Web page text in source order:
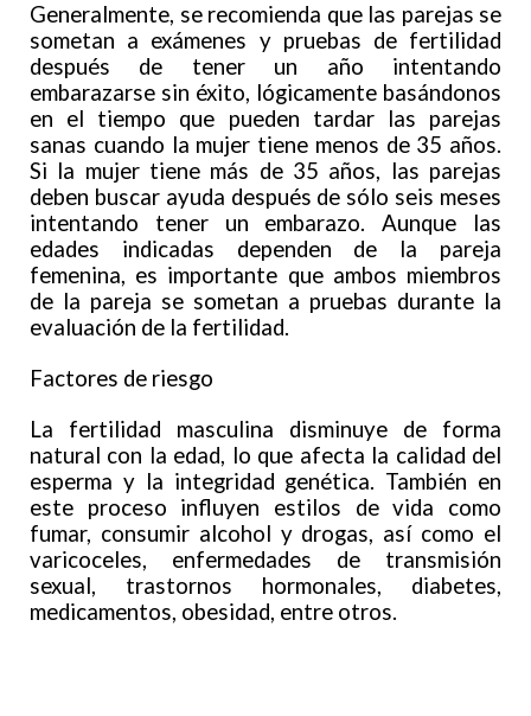
Generalmente, se recomienda que las parejas se
sometan a exámenes y pruebas de fertilidad
después de tener un año intentando
embarazarse sin éxito, lógicamente basándonos
en el tiempo que pueden tardar las parejas
sanas cuando la mujer tiene menos de 35 años.
Si la mujer tiene más de 35 años, las parejas
deben buscar ayuda después de sólo seis meses
intentando tener un embarazo. Aunque las
edades indicadas dependen de la pareja
femenina, es importante que ambos miembros
de la pareja se sometan a pruebas durante la
evaluación de la fertilidad.
Factores de riesgo
La fertilidad masculina disminuye de forma
natural con la edad, lo que afecta la calidad del
esperma y la integridad genética. También en
este proceso influyen estilos de vida como
fumar, consumir alcohol y drogas, así como el
varicoceles, enfermedades de transmisión
sexual, trastornos hormonales, diabetes,
medicamentos, obesidad, entre otros.